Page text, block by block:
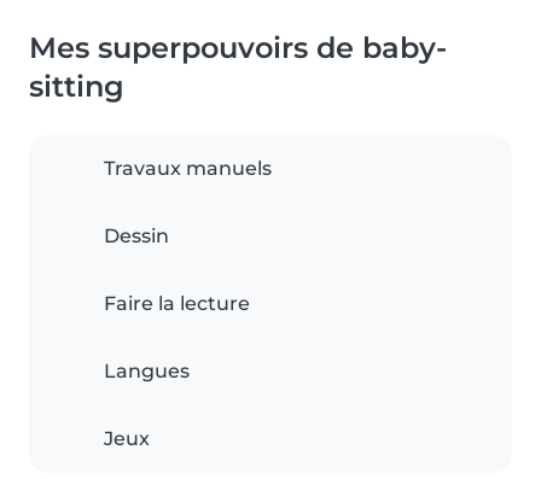
Mes superpouvoirs de baby-
sitting
Travaux manuels
Dessin
Faire la lecture
Langues
Jeux